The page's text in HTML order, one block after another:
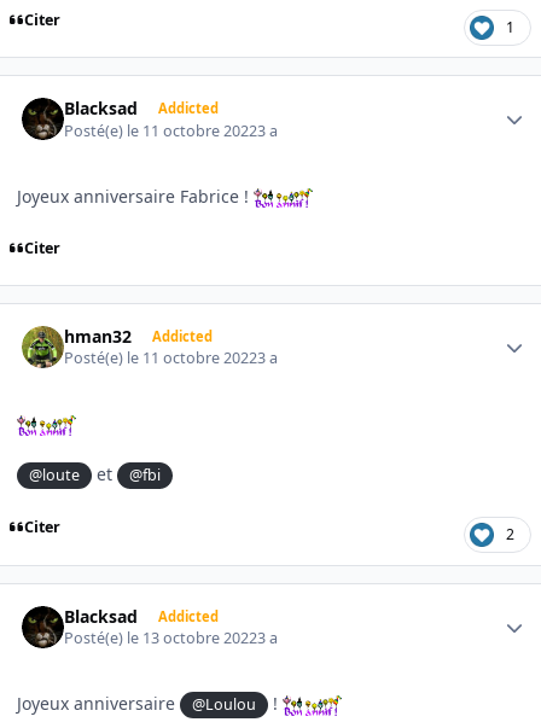
Citer 1
Blacksad Addicted
Posté(e) le 11 octobre 20223 a
Joyeux anniversaire Fabrice !
Citer
hman32 Addicted
Posté(e) le 11 octobre 20223 a
@loute et @fbi
Citer 2
Blacksad Addicted
Posté(e) le 13 octobre 20223 a
Joyeux anniversaire @Loulou !